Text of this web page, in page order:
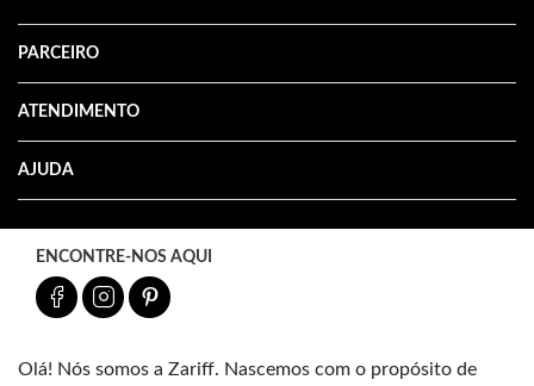
PARCEIRO
ATENDIMENTO
AJUDA
ENCONTRE-NOS AQUI
Olá! Nós somos a Zariff. Nascemos com o propósito de